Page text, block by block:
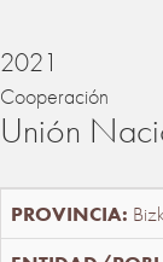
2021
Cooperación
Unión